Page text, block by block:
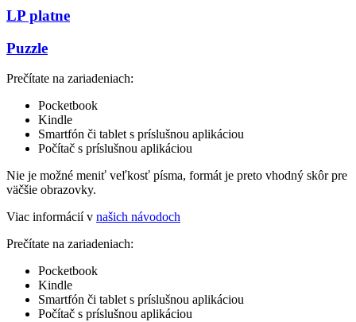
LP platne
Puzzle
Prečítate na zariadeniach:
Pocketbook
Kindle
Smartfón či tablet s príslušnou aplikáciou
Počítač s príslušnou aplikáciou
Nie je možné meniť veľkosť písma, formát je preto vhodný skôr pre
väčšie obrazovky.
Viac informácií v našich návodoch
Prečítate na zariadeniach:
Pocketbook
Kindle
Smartfón či tablet s príslušnou aplikáciou
Počítač s príslušnou aplikáciou